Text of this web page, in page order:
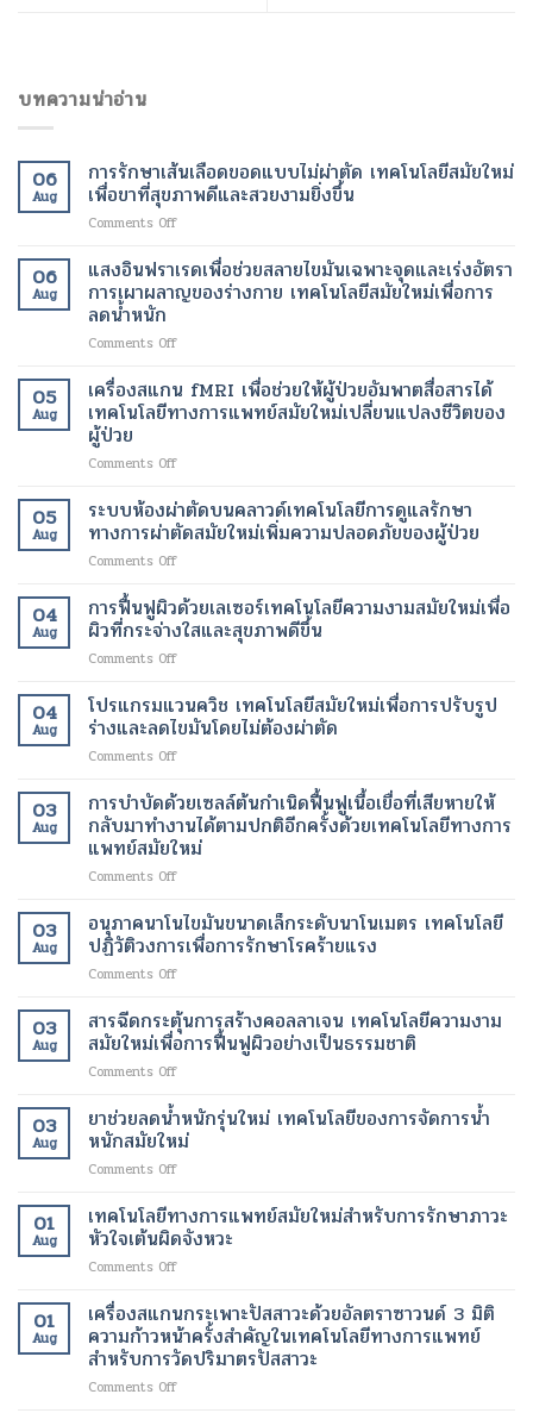
บทความน่าอ่าน
06
Aug
การรักษาเส้นเลือดขอดแบบไม่ผ่าตัด เทคโนโลยีสมัยใหม่
เพื่อขาที่สุขภาพดีและสวยงามยิ่งขึ้น
Comments Offon
รักษา
เส้นเลือด
ขอด
ไม่
เทคโนโลยี
สมัย
ใหม่
ขา
สุขภาพ
ดี
และ
ขึ้น
06
Aug
แสงอินฟราเรดเพื่อช่วยสลายไขมันเฉพาะจุดและเร่งอัตรา
การเผาผลาญของร่างกาย เทคโนโลยีสมัยใหม่เพื่อการ
ลดน้ำหนัก
Comments Offon
อินฟราเรด
เพื่อ
ช่วย
ไข
เฉพาะ
จุด
และ
เร่ง
การ
เผา
เทคโนโลยี
สมัย
ใหม่
ลด
น้ำ
หนัก
05
Aug
เครื่องสแกน fMRI เพื่อช่วยให้ผู้ป่วยอัมพาตสื่อสารได้
เทคโนโลยีทางการแพทย์สมัยใหม่เปลี่ยนแปลงชีวิตของ
ผู้ป่วย
Comments Offon
สแกน
fMRI
เพื่อ
ช่วย
ผู้
ป่วย
เทคโนโลยี
ทางการ
เปลี่ยนแปลง
ชีวิต
ของ
ผู้
05
Aug
ระบบห้องผ่าตัดบนคลาวด์เทคโนโลยีการดูแลรักษา
ทางการผ่าตัดสมัยใหม่เพิ่มความปลอดภัยของผู้ป่วย
Comments Offon
ห้อง
ผ่าตัด
บน
คลา
เทคโนโลยี
การ
ผ่าตัด
สมัย
ใหม่
ของ
ผู้
ป่วย
04
Aug
การฟื้นฟูผิวด้วยเลเซอร์เทคโนโลยีความงามสมัยใหม่เพื่อ
ผิวที่กระจ่างใสและสุขภาพดีขึ้น
Comments Offon
ฟื้นฟู
ผิว
ด้วย
เลเซอร์
ความ
งาม
สมัย
ใหม่
เพื่อ
ที่
กระจ่าง
ดี
ขึ้น
04
Aug
โปรแกรมแวนควิช เทคโนโลยีสมัยใหม่เพื่อการปรับรูป
ร่างและลดไขมันโดยไม่ต้องผ่าตัด
Comments Offon
แก
รม
แวน
ควิช
เทคโนโลยี
ใหม่
เพื่อ
การ
ปรับ
ร่าง
และ
โดย
ไม่
ต้อง
03
Aug
การบำบัดด้วยเซลล์ต้นกำเนิดฟื้นฟูเนื้อเยื่อที่เสียหายให้
กลับมาทำงานได้ตามปกติอีกครั้งด้วยเทคโนโลยีทางการ
แพทย์สมัยใหม่
Comments Offon
บำบัด
ด้วย
เซลล์
ต้น
ฟื้นฟู
เนื้อเยื่อ
ให้
กลับ
ตาม
ปกติ
อีก
เทคโนโลยี
ทางการ
แพทย์
สมัย
03
Aug
อนุภาคนาโนไขมันขนาดเล็กระดับนาโนเมตร เทคโนโลยี
ปฏิวัติวงการเพื่อการรักษาโรคร้ายแรง
Comments Offon
นาโน
ไข
มัน
ขนาด
ระดับ
นาโน
วงการ
เพื่อ
ร้าย
แรง
03
Aug
สารฉีดกระตุ้นการสร้างคอลลาเจน เทคโนโลยีความงาม
สมัยใหม่เพื่อการฟื้นฟูผิวอย่างเป็นธรรมชาติ
Comments Offon
ฉีด
กระตุ้น
การ
สร้าง
ล
ลา
งาม
สมัย
ใหม่
03
Aug
ยาช่วยลดน้ำหนักรุ่นใหม่ เทคโนโลยีของการจัดการน้ำ
หนักสมัยใหม่
Comments Offon
ช่วย
ลด
น้ำ
หนัก
ใหม่
เทคโนโลยี
ของ
การ
จัดการ
01
Aug
เทคโนโลยีทางการแพทย์สมัยใหม่สำหรับการรักษาภาวะ
หัวใจเต้นผิดจังหวะ
Comments Offon
ทางการ
แพทย์
สมัย
ใหม่
สำหรับ
01
Aug
เครื่องสแกนกระเพาะปัสสาวะด้วยอัลตราซาวนด์ 3 มิติ
ความก้าวหน้าครั้งสำคัญในเทคโนโลยีทางการแพทย์
สำหรับการวัดปริมาตรปัสสาวะ
Comments Offon